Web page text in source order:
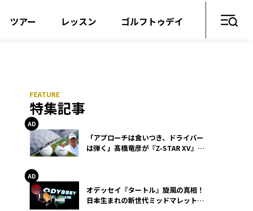
ツアー レッスン ゴルフトゥデイ
特集記事
「アプローチは食いつき、ドライバー
は弾く」髙橋竜彦が『Z-STAR XV』を
オデッセイ『タートル』旋風の真相！
日本生まれの新世代ミッドマレットが